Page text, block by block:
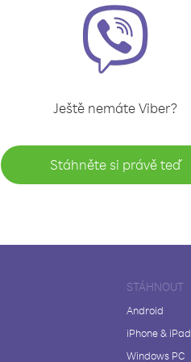
Ještě nemáte Viber?
Stáhněte si právě teď
STÁHNOUT
Android
iPhone & iPad
Windows PC